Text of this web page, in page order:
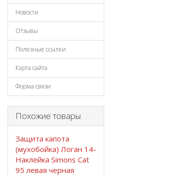
Новости
Отзывы
Полезные ссылки
Карта сайта
Форма связи
Похожие товары
Защита капота
(мухобойка) Логан 14-
Наклейка Simons Cat
95 левая черная